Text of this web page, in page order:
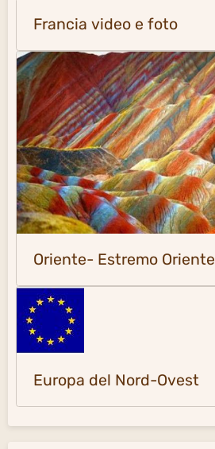
Francia video e foto
Oriente- Estremo Oriente
Europa del Nord-Ovest